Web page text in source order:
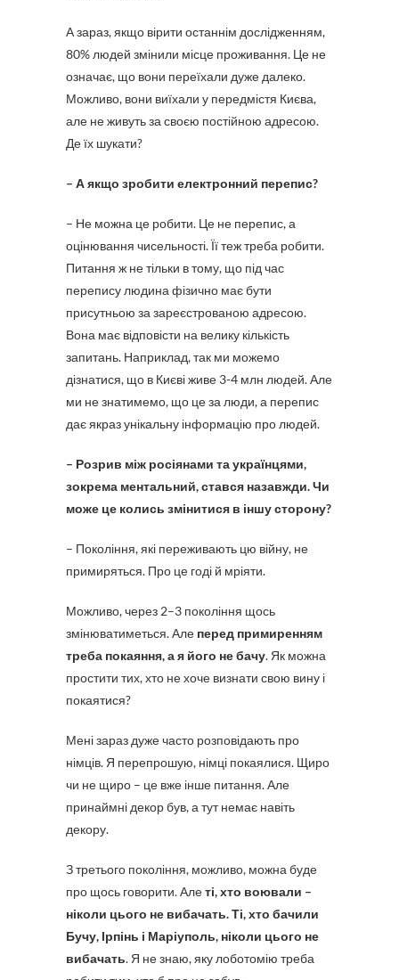
А зараз, якщо вірити останнім дослідженням,
80% людей змінили місце проживання. Це не
означає, що вони переїхали дуже далеко.
Можливо, вони виїхали у передмістя Києва,
але не живуть за своєю постійною адресою.
Де їх шукати?
– А якщо зробити електронний перепис?
– Не можна це робити. Це не перепис, а
оцінювання чисельності. Її теж треба робити.
Питання ж не тільки в тому, що під час
перепису людина фізично має бути
присутньою за зареєстрованою адресою.
Вона має відповісти на велику кількість
запитань. Наприклад, так ми можемо
дізнатися, що в Києві живе 3-4 млн людей. Але
ми не знатимемо, що це за люди, а перепис
дає якраз унікальну інформацію про людей.
– Розрив між росіянами та українцями,
зокрема ментальний, стався назавжди. Чи
може це колись змінитися в іншу сторону?
– Покоління, які переживають цю війну, не
примиряться. Про це годі й мріяти.
Можливо, через 2–3 покоління щось
змінюватиметься. Але перед примиренням
треба покаяння, а я його не бачу. Як можна
простити тих, хто не хоче визнати свою вину і
покаятися?
Мені зараз дуже часто розповідають про
німців. Я перепрошую, німці покаялися. Щиро
чи не щиро – це вже інше питання. Але
принаймні декор був, а тут немає навіть
декору.
З третього покоління, можливо, можна буде
про щось говорити. Алеті, хто воювали –
ніколи цього не вибачать. Ті, хто бачили
Бучу, Ірпінь і Маріуполь, ніколи цього не
вибачать. Я не знаю, яку лоботомію треба